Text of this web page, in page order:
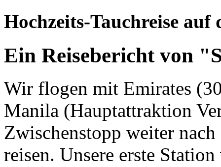
Hochzeits-Tauchreise
Ein Reisebericht von
Wir flogen mit Emirates
Manila (Hauptattraktion
Zwischenstopp weiter
reisen. Unsere erste